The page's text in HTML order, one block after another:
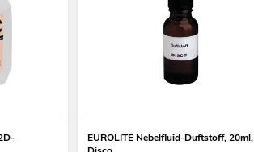
EUROLITE Nebelfluid-Duftstoff, 20ml,